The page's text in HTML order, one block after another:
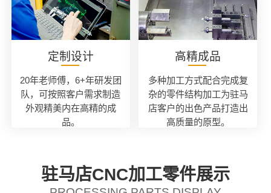
定制设计
20年老师傅，6+年研发团
队，可按照客户需求制造
外观精美内在高精的成
品。
高精成品
多种加工方式配合完成复
杂的零件结构加工为驻马
店客户的出色产品打造出
高质量的原型。
驻马店CNC加工零件展示